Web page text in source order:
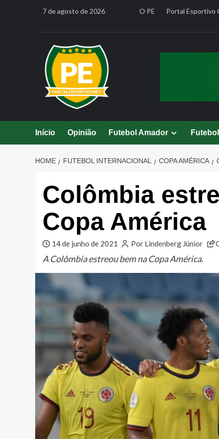
7 de agosto de 2026 O PE Portal Esportivo
Início Opinião Futebol Amador
HOME FUTEBOL INTERNACIONAL COPA AMÉRICA
Colômbia
Copa América
14 de junho de 2021 Por Lindenberg Júnior
A Colômbia estreou bem na Copa América.